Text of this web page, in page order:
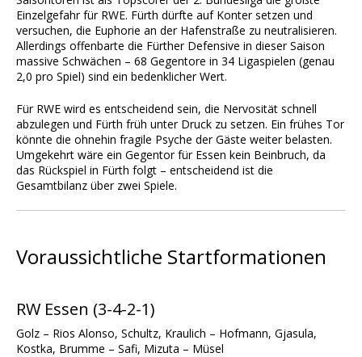
Einzelgefahr für RWE. Fürth dürfte auf Konter setzen und
versuchen, die Euphorie an der Hafenstraße zu neutralisieren.
Allerdings offenbarte die Fürther Defensive in dieser Saison
massive Schwächen – 68 Gegentore in 34 Ligaspielen (genau
2,0 pro Spiel) sind ein bedenklicher Wert.
Für RWE wird es entscheidend sein, die Nervosität schnell
abzulegen und Fürth früh unter Druck zu setzen. Ein frühes Tor
könnte die ohnehin fragile Psyche der Gäste weiter belasten.
Umgekehrt wäre ein Gegentor für Essen kein Beinbruch, da
das Rückspiel in Fürth folgt – entscheidend ist die
Gesamtbilanz über zwei Spiele.
Voraussichtliche Startformationen
RW Essen (3-4-2-1)
Golz – Rios Alonso, Schultz, Kraulich – Hofmann, Gjasula,
Kostka, Brumme – Safi, Mizuta – Müsel